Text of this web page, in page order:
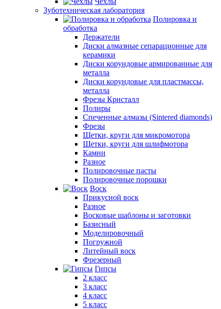
Зуботехническая лаборатория
Полировка и
обработка
Держатели
Диски алмазные сепарационные для
керамики
Диски корундовые армированные для
металла
Диски корундовые для пластмассы,
металла
Фрезы Кристалл
Полиры
Спеченные алмазы (Sintered diamonds)
Фрезы
Щетки, круги для микромотора
Щетки, круги для шлифмотора
Камни
Разное
Полировочные пасты
Полировочные порошки
Воск
Прикусной воск
Разное
Восковые шаблоны и заготовки
Базисный
Моделировочный
Погружной
Литейный воск
Фрезерный
Гипсы
2 класс
3 класс
4 класс
5 класс